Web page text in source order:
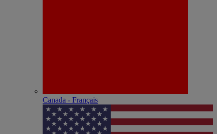
Canada - Français